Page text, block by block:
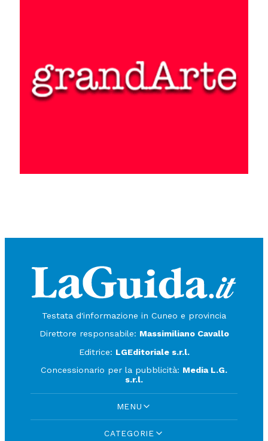
Testata d'informazione in Cuneo e provincia
Direttore responsabile: Massimiliano Cavallo
Editrice: LGEditoriale s.r.l.
Concessionario per la pubblicità: Media L.G.
s.r.l.
MENU
CATEGORIE